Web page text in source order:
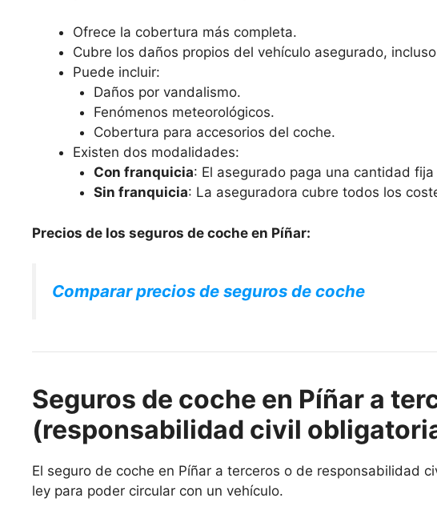
Ofrece la cobertura más completa.
Cubre los daños propios del vehículo asegurado,
Puede incluir:
Daños por vandalismo.
Fenómenos meteorológicos.
Cobertura para accesorios del coche.
Existen dos modalidades:
Con franquicia: El asegurado paga una cantidad
Sin franquicia: La aseguradora cubre todos los
Precios de los seguros de coche en Píñar:
Comparar precios de seguros de coche
Seguros de coche en Píñar a
(responsabilidad civil
El seguro de coche en Píñar a terceros o de responsabilidad
ley para poder circular con un vehículo.